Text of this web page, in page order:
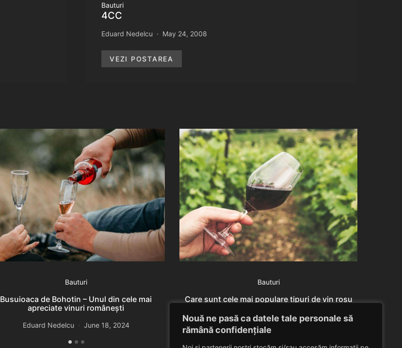
Nouă ne pasă ca datele tale personale să
rămână confidențiale
Bauturi
4CC
Eduard Nedelcu May 24, 2008
VEZI POSTAREA
Bauturi
Busuioaca de Bohotin – Unul din cele mai
apreciate vinuri românești
Eduard Nedelcu June 18, 2024
Bauturi
Care sunt cele mai populare tipuri de vin roșu
Eduard Nedelcu October 24, 2023